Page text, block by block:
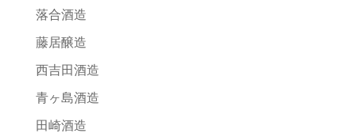
落合酒造
藤居醸造
西吉田酒造
青ヶ島酒造
田崎酒造